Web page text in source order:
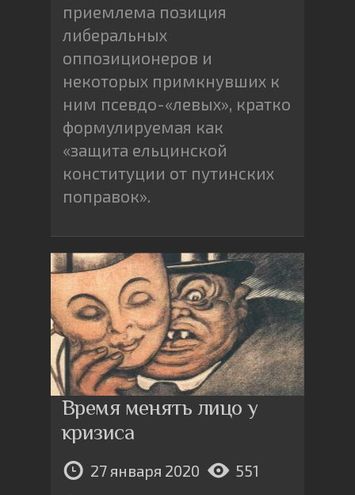
приемлема позиция
либеральных
оппозиционеров и
некоторых примкнувших к
ним псевдо-«левых», кратко
формулируемая как
«защита ельцинской
конституции от путинских
поправок».
Время менять лицо у
кризиса
27 января 2020 551